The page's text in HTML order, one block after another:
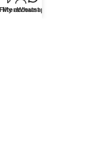
Blog
My account
Whatsapp